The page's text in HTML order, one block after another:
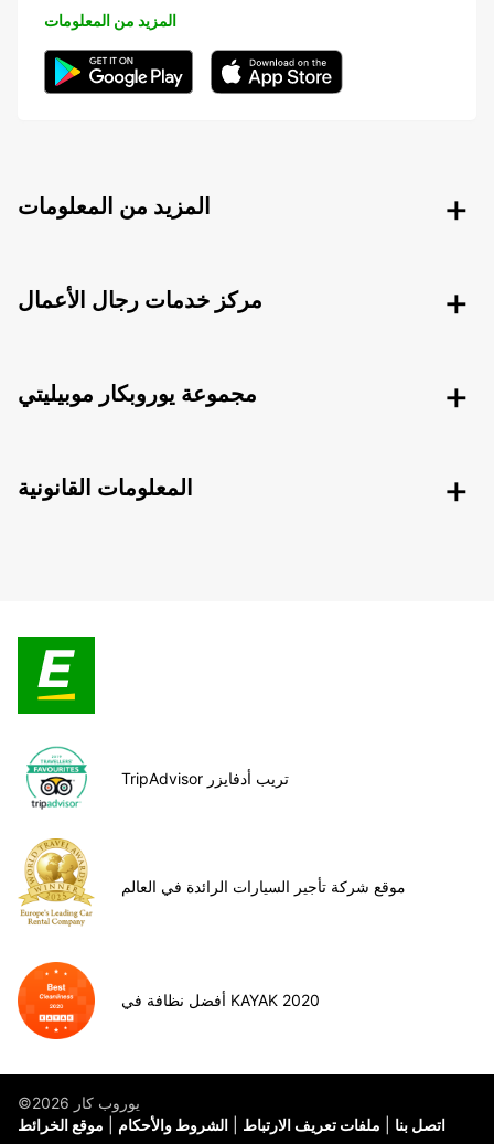
المزيد من المعلومات
المزيد من المعلومات
مركز خدمات رجال الأعمال
مجموعة يوروبكار موبيليتي
المعلومات القانونية
TripAdvisor تريب أدفايزر
موقع شركة تأجير السيارات الرائدة في العالم
أفضل نظافة في KAYAK 2020
©يوروب كار 2026
موقع الخرائط
الشروط والأحكام ملفات تعريف الارتباط اتصل بنا